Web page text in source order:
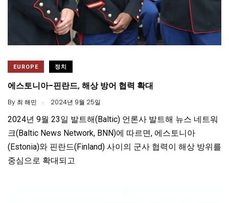
EUROPE 정치
에스토니아-핀란드, 해상 방어 협력 확대
By 최 해민 . 2024년 9월 25일
2024년 9월 23일 발트해(Baltic) 언론사 발트해 뉴스 네트워
크(Baltic News Network, BNN)에 따르면, 에스토니아
(Estonia)와 핀란드(Finland) 사이의 군사 협력이 해상 방위를
중심으로 확대되고